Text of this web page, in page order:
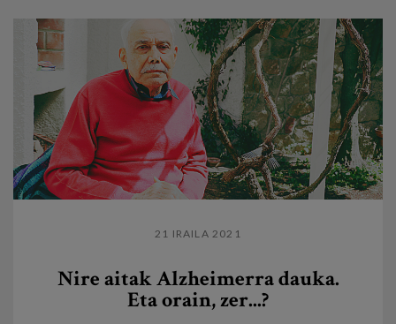
21 IRAILA 2021
Nire aitak Alzheimerra dauka.
Eta orain, zer...?